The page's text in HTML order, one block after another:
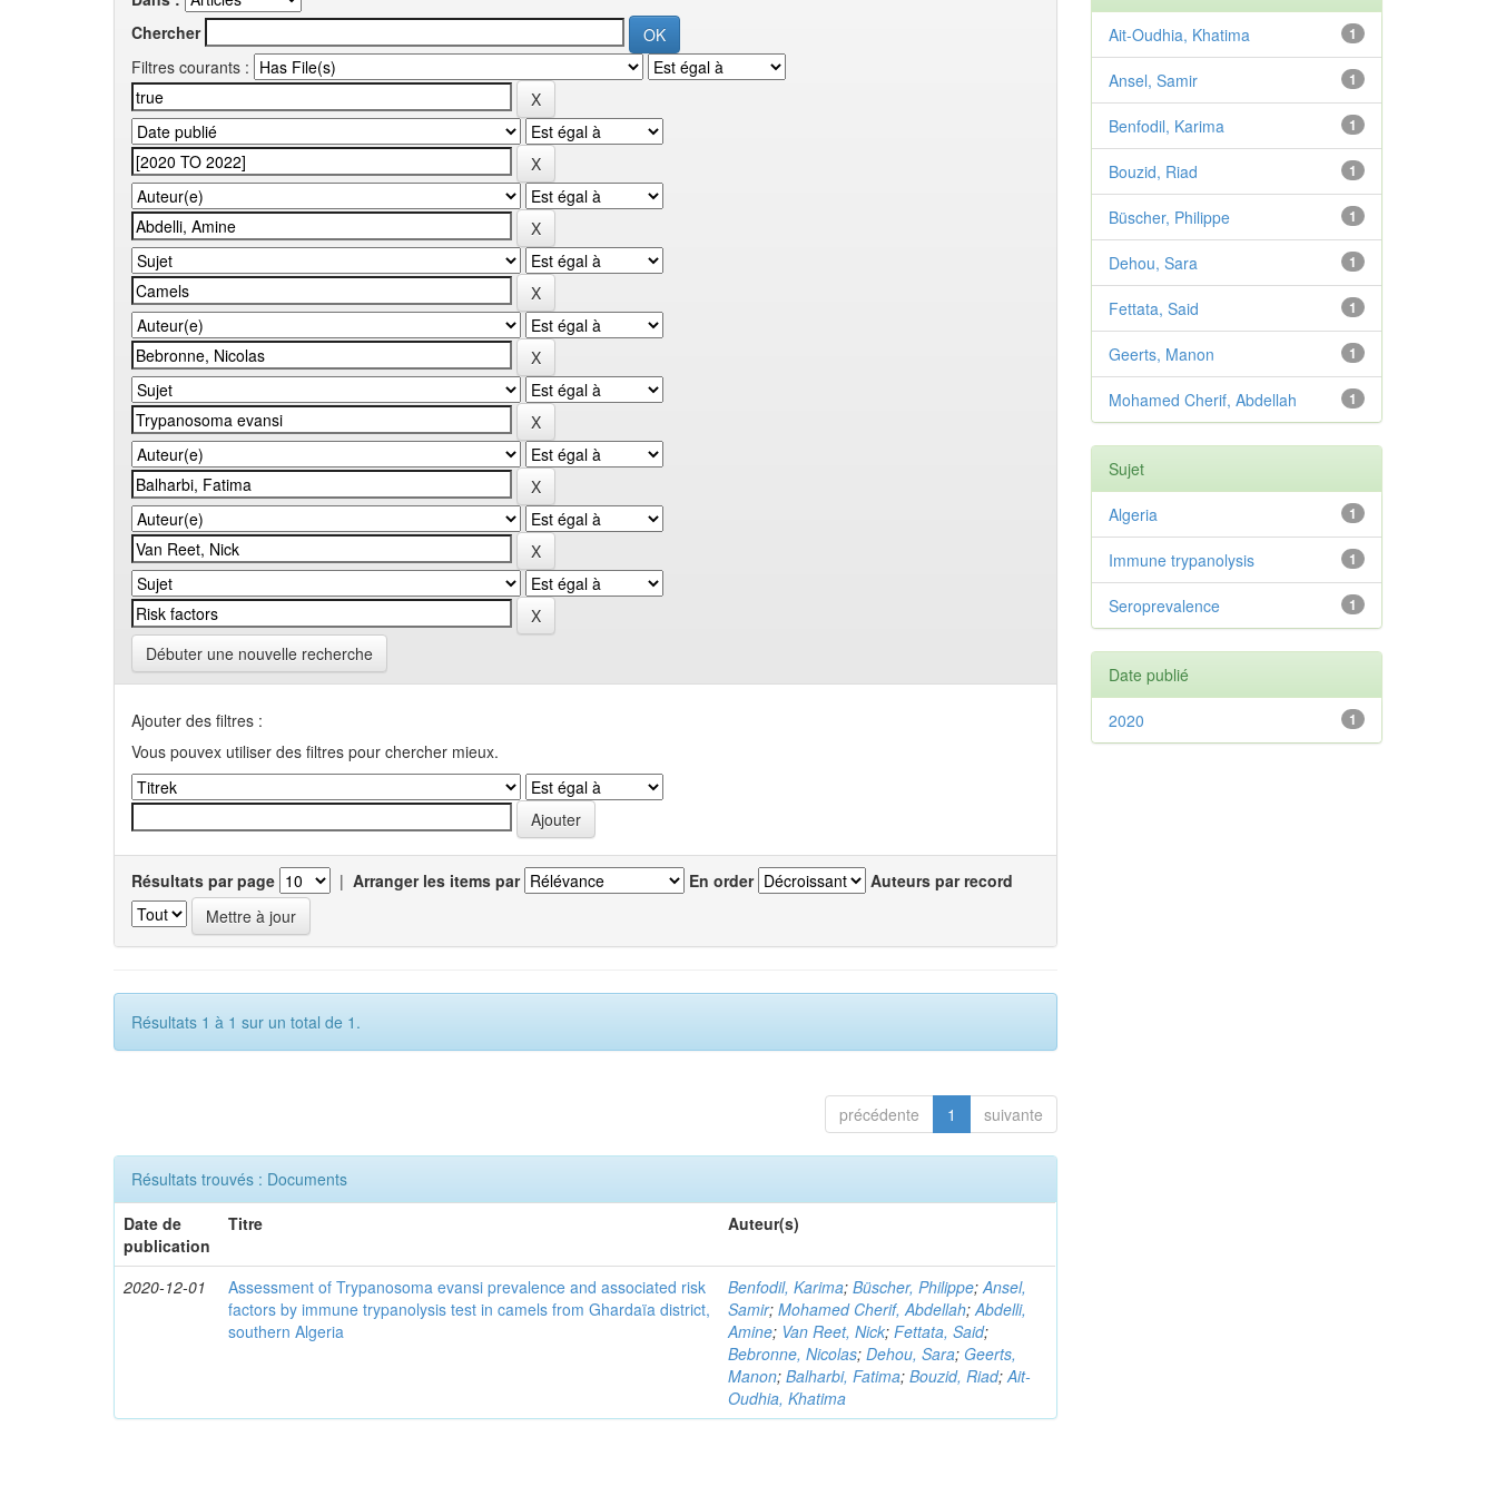
Chercher
Filtres courants :
Débuter une nouvelle recherche
Ajouter des filtres :
Vous pouvex utiliser des filtres pour chercher mieux.
Résultats par page | Arranger les items par En order Auteurs par record
Résultats 1 à 1 sur un total de 1.
précédente 1 suivante
Résultats trouvés : Documents
Date de
publication
Titre Auteur(s)
2020-12-01
Assessment of Trypanosoma evansi prevalence and associated risk
factors by immune trypanolysis test in camels from Ghardaïa district,
southern Algeria
Benfodil, Karima;Büscher, Philippe;Ansel,
Samir;Mohamed Cherif, Abdellah;Abdelli,
Amine; Van Reet, Nick;Fettata, Said;
Bebronne, Nicolas;Dehou, Sara; Geerts,
Manon;Balharbi, Fatima;Bouzid, Riad;Ait-
Oudhia, Khatima
1
Ait-Oudhia, Khatima
1
Ansel, Samir
1
Benfodil, Karima
1
Bouzid, Riad
1
Büscher, Philippe
1
Dehou, Sara
1
Fettata, Said
1
Geerts, Manon
1
Mohamed Cherif, Abdellah
Sujet
1
Algeria
1
Immune trypanolysis
1
Seroprevalence
Date publié
1
2020